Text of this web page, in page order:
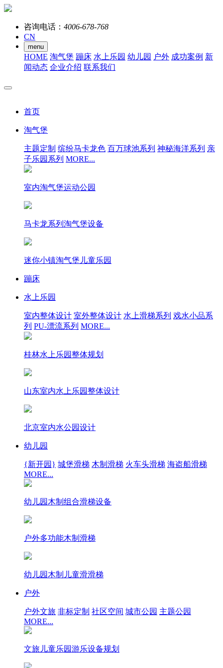
咨询电话： 4006-678-768
CN
menu
HOME 淘气堡 蹦床 水上乐园 幼儿园 户外 成功案例 新
闻动态 企业介绍 联系我们
首页
淘气堡
主题定制 缤纷马卡龙色 百万球池系列 神秘海洋系列 亲
子乐园系列 MORE...
室内淘气堡运动公园
马卡龙系列淘气堡设备
迷你小镇淘气堡儿童乐园
蹦床
水上乐园
室内整体设计 室外整体设计 水上滑梯系列 戏水小品系
列 PU-漂流系列 MORE...
桂林水上乐园整体规划
山东室内水上乐园整体设计
北京室内水公园设计
幼儿园
{新开园} 城堡滑梯 木制滑梯 火车头滑梯 海盗船滑梯
MORE...
幼儿园木制组合滑梯设备
户外多功能木制滑梯
幼儿园木制儿童滑滑梯
户外
户外文旅 非标定制 社区空间 城市公园 主题公园
MORE...
文旅儿童乐园游乐设备规划